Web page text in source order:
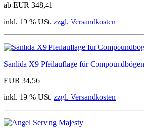
ab EUR 348,41
inkl. 19 % USt. zzgl. Versandkosten
Sanlida X9 Pfeilauflage für Compoundbögen
EUR 34,56
inkl. 19 % USt. zzgl. Versandkosten